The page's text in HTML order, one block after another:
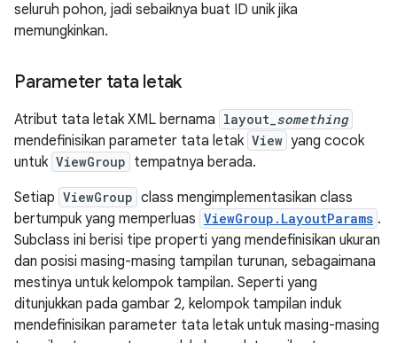
seluruh pohon, jadi sebaiknya buat ID unik jika
memungkinkan.
Parameter tata letak
Atribut tata letak XML bernama layout_ something
mendefinisikan parameter tata letak View yang cocok
untuk ViewGroup tempatnya berada.
Setiap ViewGroup class mengimplementasikan class
bertumpuk yang memperluas ViewGroup.LayoutParams .
Subclass ini berisi tipe properti yang mendefinisikan ukuran
dan posisi masing-masing tampilan turunan, sebagaimana
mestinya untuk kelompok tampilan. Seperti yang
ditunjukkan pada gambar 2, kelompok tampilan induk
mendefinisikan parameter tata letak untuk masing-masing